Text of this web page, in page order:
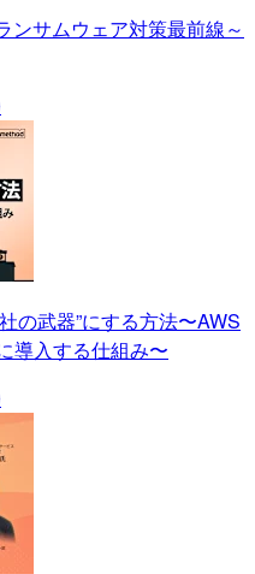
ンサムウェア対策最前線～
の武器”にする方法〜AWS
導入する仕組み〜